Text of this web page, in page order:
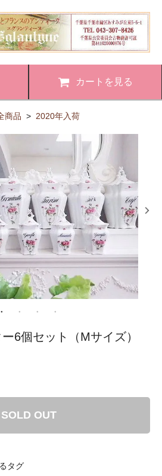
カートを見る
商品 > 2020年入荷
6個セット（Mサイズ）
SOLD OUT
タグ